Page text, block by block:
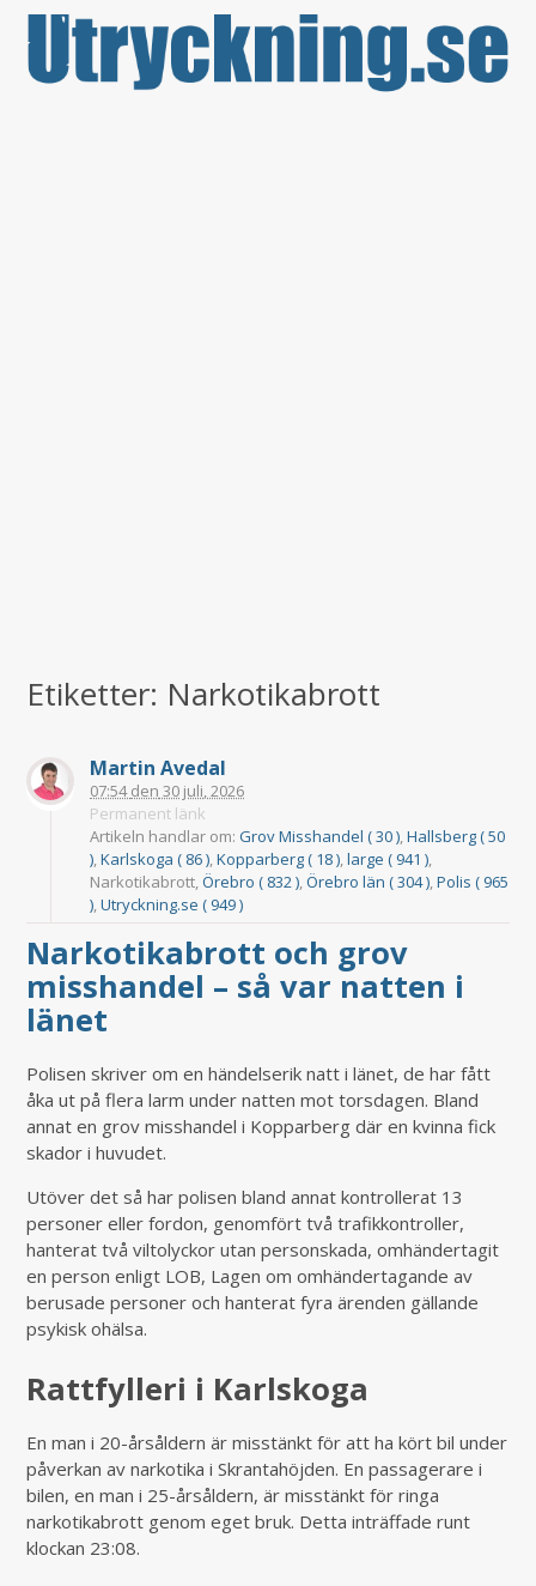
Etiketter: Narkotikabrott
Martin Avedal
07:54den 30 juli, 2026
Permanent länk
Artikeln handlar om:Grov Misshandel ( 30 ),Hallsberg ( 50
),Karlskoga ( 86 ),Kopparberg ( 18 ),large ( 941 ),
Narkotikabrott,Örebro ( 832 ),Örebro län ( 304 ),Polis ( 965
),Utryckning.se ( 949 )
Narkotikabrott och grov
misshandel – så var natten i
länet
Polisen skriver om en händelserik natt i länet, de har fått
åka ut på flera larm under natten mot torsdagen. Bland
annat en grov misshandel i Kopparberg där en kvinna fick
skador i huvudet.
Utöver det så har polisen bland annat kontrollerat 13
personer eller fordon, genomfört två trafikkontroller,
hanterat två viltolyckor utan personskada, omhändertagit
en person enligt LOB, Lagen om omhändertagande av
berusade personer och hanterat fyra ärenden gällande
psykisk ohälsa.
Rattfylleri i Karlskoga
En man i 20-årsåldern är misstänkt för att ha kört bil under
påverkan av narkotika i Skrantahöjden. En passagerare i
bilen, en man i 25-årsåldern, är misstänkt för ringa
narkotikabrott genom eget bruk. Detta inträffade runt
klockan 23:08.